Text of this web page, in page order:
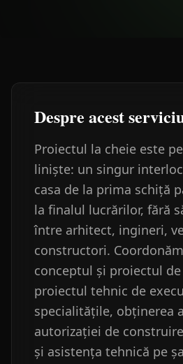
Despre acest
Proiectul la cheie este
liniște: un singur
casa de la prima schiță
la finalul lucrărilor, fără
între arhitect, ingineri,
constructori.
conceptul și proiectul
proiectul tehnic de
specialitățile, obținerea
autorizației de
și asistența tehnică pe